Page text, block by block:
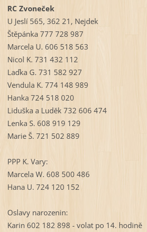
RC Zvoneček
U Jeslí 565, 362 21, Nejdek
Štěpánka 777 728 987
Marcela U. 606 518 563
Nicol K. 731 432 112
Laďka G. 731 582 927
Vendula K. 774 148 989
Hanka 724 518 020
Liduška a Luděk 732 606 474
Lenka S. 608 919 129
Marie Š. 721 502 889
PPP K. Vary:
Marcela W. 608 500 486
Hana U. 724 120 152
Oslavy narozenin:
Karin 602 182 898 - volat po 14. hodině